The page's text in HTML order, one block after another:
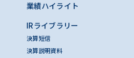
業績ハイライト
IRライブラリー
決算短信
決算説明資料